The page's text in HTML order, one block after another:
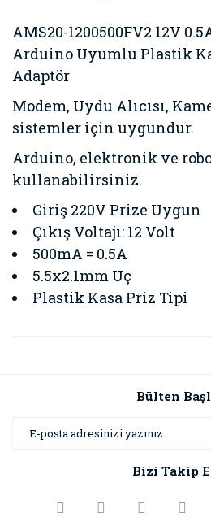
AMS20-1200500FV2 12V
Arduino Uyumlu Plastik
Adaptör
Modem, Uydu Alıcısı,
sistemler için uygundur.
Arduino, elektronik ve
kullanabilirsiniz.
Giriş 220V Prize Uygun
Çıkış Voltajı: 12 Volt
500mA = 0.5A
5.5x2.1mm Uç
Plastik Kasa Priz Tipi
Görüş ve önerileriniz için teşekkür
Ürün resmi kalitesiz, bozuk veya
Ürün bilgilerinde hatalar bulunuyor.
Bülten
Bizi Takip